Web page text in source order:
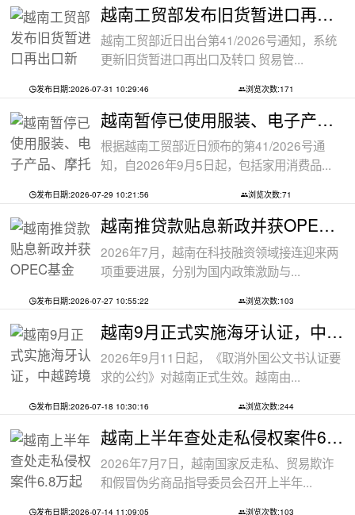
越南工贸部发布旧货暂进口再出口新规：
越南工贸部近日出台第41/2026号通知，系统
更新旧货暂进口再出口及转口 贸易管...
发布日期:2026-07-31 10:29:46 浏览次数:171
越南暂停已使用服装、电子产品、摩托车
根据越南工贸部近日颁布的第41/2026号通
知，自2026年9月5日起，包括家用消费品...
发布日期:2026-07-29 10:21:56 浏览次数:71
越南推贷款贴息新政并获OPEC基金5000万美
2026年7月，越南在科技融资领域接连迎来两
项重要进展，分别为国内政策激励与...
发布日期:2026-07-27 10:55:22 浏览次数:103
越南9月正式实施海牙认证，中越跨境文件
2026年9月11日起，《取消外国公文书认证要
求的公约》对越南正式生效。越南由...
发布日期:2026-07-18 10:30:16 浏览次数:244
越南上半年查处走私侵权案件6.8万起
2026年7月7日，越南国家反走私、贸易欺诈
和假冒伪劣商品指导委员会召开上半年...
发布日期:2026-07-14 11:09:05 浏览次数:103